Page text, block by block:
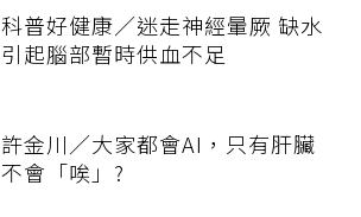
科普好健康／迷走神經暈厥 缺水
引起腦部暫時供血不足
許金川／大家都會AI，只有肝臟
不會「唉」?